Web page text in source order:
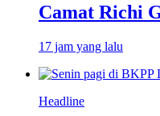
Camat Richi
17 jam yang lalu
Headline